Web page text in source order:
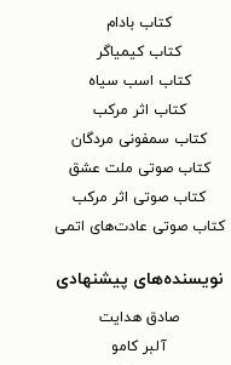
کتاب بادام
کتاب کیمیاگر
کتاب اسب سیاه
کتاب اثر مرکب
کتاب سمفونی مردگان
کتاب صوتی ملت عشق
کتاب صوتی اثر مرکب
کتاب صوتی عادت‌های اتمی
نویسنده‌های پیشنهادی
صادق هدایت
آلبر کامو